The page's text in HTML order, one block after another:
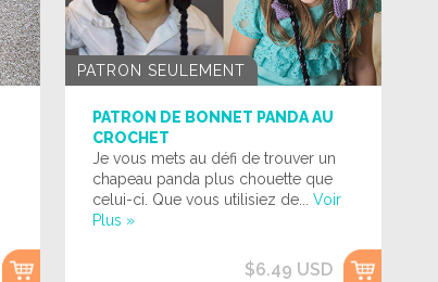
PATRON SEULEMENT
PATRON DE BONNET PANDA AU
CROCHET
Je vous mets au défi de trouver un
chapeau panda plus chouette que
celui-ci. Que vous utilisiez de... Voir
Plus »
$6.49 USD